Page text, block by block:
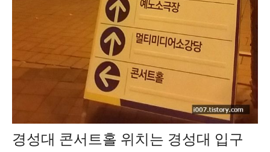
경성대 콘서트홀 위치는 경성대 입구